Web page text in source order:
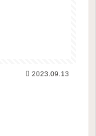
2023.09.13